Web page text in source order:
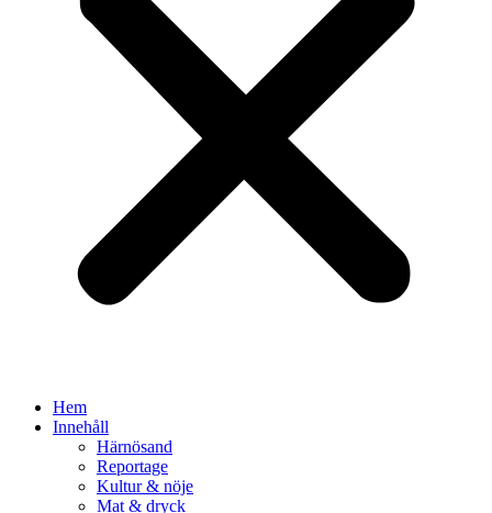
Hem
Innehåll
Härnösand
Reportage
Kultur & nöje
Mat & dryck